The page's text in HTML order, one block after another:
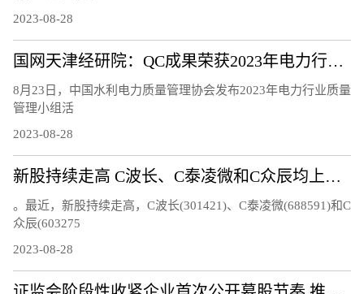
2023-08-28
国网天津经研院：QC成果荣获2023年电力行业质量管理小组活动成果三等奖
8月23日，中国水利电力质量管理协会发布2023年电力行业质量
管理小组活
2023-08-28
新股持续走高 C波长、C泰凌微和C众辰均上涨超过20%
。最近，新股持续走高，C波长(301421)、C泰凌微(688591)和C
众辰(603275
2023-08-28